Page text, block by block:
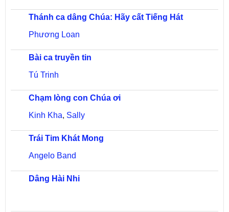
Thánh ca dâng Chúa: Hãy cất Tiếng Hát
Phương Loan
Bài ca truyền tin
Tú Trinh
Chạm lòng con Chúa ơi
Kinh Kha, Sally
Trái Tim Khát Mong
Angelo Band
Dâng Hài Nhi